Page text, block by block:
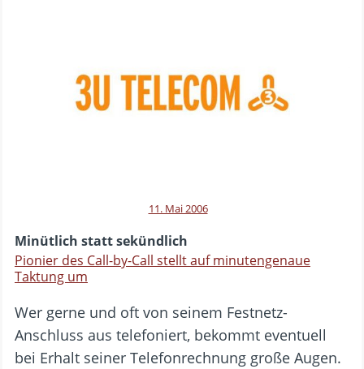
11. Mai 2006
Minütlich statt sekündlich
Pionier des Call-by-Call stellt auf minutengenaue
Taktung um
Wer gerne und oft von seinem Festnetz-
Anschluss aus telefoniert, bekommt eventuell
bei Erhalt seiner Telefonrechnung große Augen.